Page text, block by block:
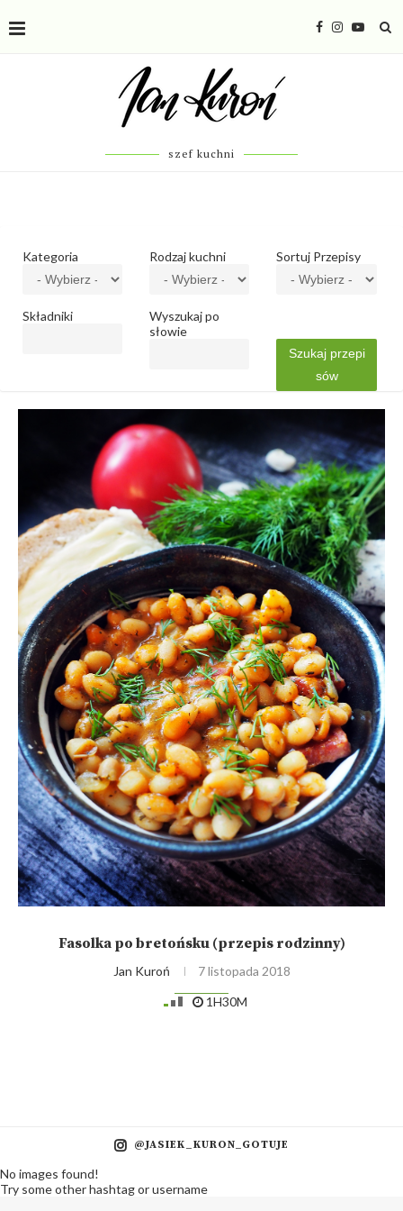
szef kuchni
Kategoria Rodzaj kuchni Sortuj Przepisy
Składniki
Wyszukaj po
słowie
Szukaj przepi
sów
Fasolka po bretońsku (przepis rodzinny)
Jan Kuroń
7 listopada 2018
1H30M
@JASIEK_KURON_GOTUJE
No images found!
Try some other hashtag or username